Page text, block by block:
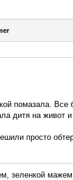
помазала. Все
дитя на живот
просто
зеленкой